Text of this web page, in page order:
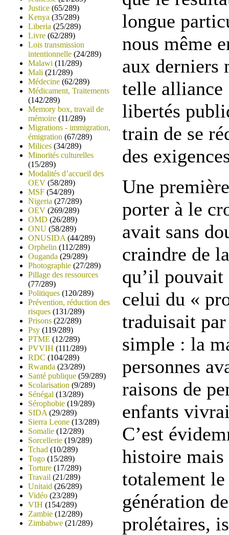
Justice (65/289)
Kenya (35/289)
Liberia (25/289)
Livre (62/289)
Lois transmission
intentionnelle (24/289)
Malawi (11/289)
Mali (21/289)
Médecine (62/289)
Médicament, Traitements
(142/289)
Memory box, travail de
mémoire (11/289)
Migrations - immigration,
émigration (67/289)
Milices (34/289)
Minorités culturelles
(15/289)
Modalités d’accueil des
OEV (58/289)
MSF (54/289)
Nigeria (27/289)
OEV (269/289)
OMD (26/289)
ONU (58/289)
ONUSIDA (44/289)
Orphelin (112/289)
Ouganda (29/289)
Photographie (27/289)
Pillage des ressources
(77/289)
Politiques (120/289)
Prévention, réduction des
risques (131/289)
Prisons (22/289)
Psy (119/289)
PTME (12/289)
PVVIH (111/289)
RDC (104/289)
Rwanda (23/289)
Santé publique (59/289)
Scolarisation (9/289)
Sénégal (13/289)
Sérophobie (19/289)
SIDA (29/289)
Sierra Leone (13/289)
Somalie (12/289)
Sorcellerie (19/289)
Tchad (10/289)
Togo (15/289)
Torture (17/289)
Travail (21/289)
Unitaid (26/289)
Vidéo (23/289)
VIH (154/289)
Zambie (12/289)
Zimbabwe (21/289)
longue
nous même
aux derniers
telle alliance
libertés
train de se
des
Une
porter à le
avait sans
craindre de
qu’il pouvait
celui du «
traduisait
simple : la
personnes
raisons de
enfants
C’est
histoire mais
totalement
génération
prolétaires,